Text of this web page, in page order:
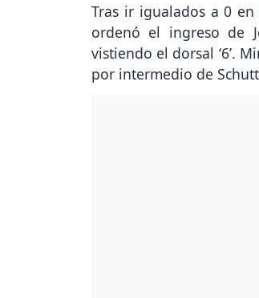
Tras ir igualados a 0
ordenó el ingreso de
vistiendo el dorsal ‘6’.
por intermedio de